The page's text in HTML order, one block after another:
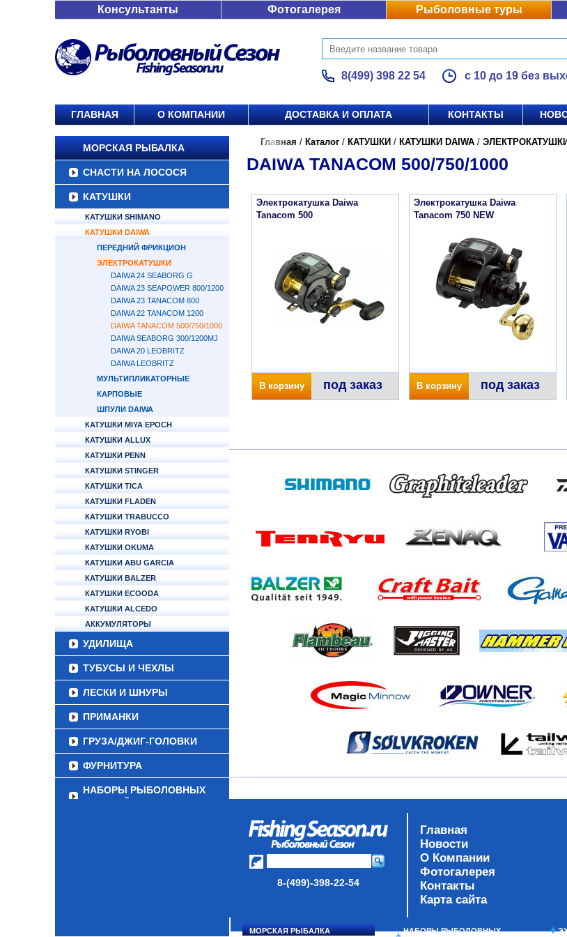
Консультанты Фотогалерея Рыболовные туры
8(499) 398 22 54 с 10 до 19 без
ГЛАВНАЯ О КОМПАНИИ ДОСТАВКА И ОПЛАТА КОНТАКТЫ
МОРСКАЯ РЫБАЛКА
СНАСТИ НА ЛОСОСЯ
КАТУШКИ
КАТУШКИ SHIMANO
КАТУШКИ DAIWA
ПЕРЕДНИЙ ФРИКЦИОН
ЭЛЕКТРОКАТУШКИ
DAIWA 24 SEABORG G
DAIWA 23 SEAPOWER 800/1200
DAIWA 23 TANACOM 800
DAIWA 22 TANACOM 1200
DAIWA TANACOM 500/750/1000
DAIWA SEABORG 300/1200MJ
DAIWA 20 LEOBRITZ
DAIWA LEOBRITZ
МУЛЬТИПЛИКАТОРНЫЕ
КАРПОВЫЕ
ШПУЛИ DAIWA
КАТУШКИ MIYA EPOCH
КАТУШКИ ALLUX
КАТУШКИ PENN
КАТУШКИ STINGER
КАТУШКИ TICA
КАТУШКИ FLADEN
КАТУШКИ TRABUCCO
КАТУШКИ RYOBI
КАТУШКИ OKUMA
КАТУШКИ ABU GARCIA
КАТУШКИ BALZER
КАТУШКИ ECOODA
КАТУШКИ ALCEDO
АККУМУЛЯТОРЫ
УДИЛИЩА
ТУБУСЫ И ЧЕХЛЫ
ЛЕСКИ И ШНУРЫ
ПРИМАНКИ
ГРУЗА/ДЖИГ-ГОЛОВКИ
ФУРНИТУРА
НАБОРЫ РЫБОЛОВНЫХ
Главная / Каталог / КАТУШКИ / КАТУШКИ DAIWA / ЭЛЕКТРОКАТУШКИ
DAIWA TANACOM 500/750/1000
Электрокатушка Daiwa
Tanacom 500
В корзину под заказ
Электрокатушка Daiwa
Tanacom 750 NEW
В корзину под заказ
8-(499)-398-22-54
Главная
Новости
О Компании
Фотогалерея
Контакты
Карта сайта
МОРСКАЯ РЫБАЛКА НАБОРЫ РЫБОЛОВНЫХ